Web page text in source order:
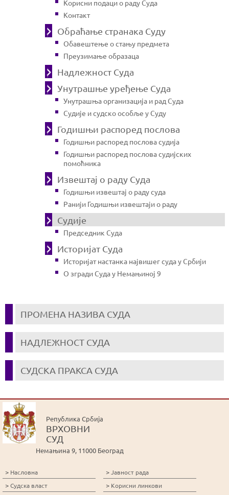
Корисни подаци о раду Суда
Контакт
Обраћање странака Суду
Обавештење о стању предмета
Преузимање образаца
Надлежност Суда
Унутрашње уређење Суда
Унутрашња организација и рад Суда
Судије и судско особље у Суду
Годишњи распоред послова
Годишњи распоред послова судија
Годишњи распоред послова судијских
помоћника
Извештај о раду Суда
Годишњи извештај о раду суда
Ранији Годишњи извештаји о раду
Судије
Председник Суда
Историјат Суда
Историјат настанка највишег суда у Србији
О згради Суда у Немањиној 9
ПРОМЕНА НАЗИВА СУДА
НАДЛЕЖНОСТ СУДА
СУДСКА ПРАКСА СУДА
Република Србија
ВРХОВНИ
СУД
Немањина 9, 11000 Београд
> Насловна
>Судска власт
>Јавност рада
> Корисни линкови